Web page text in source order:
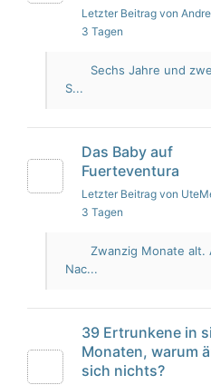
Letzter Beitrag von
3 Tagen
Sechs Jahre und
S...
Das Baby auf
Fuerteventura
Letzter Beitrag von
3 Tagen
Zwanzig Monate alt.
Nac...
39 Ertrunkene in
Monaten, warum
sich nichts?